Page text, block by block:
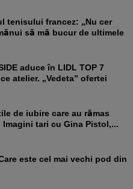
să mă bucur de ultimele
atelier. „Vedeta” ofertei
tari cu Gina Pistol,...